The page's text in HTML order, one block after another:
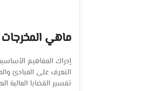
ماهي المخرجات
إدراك المفاهيم
التعرف على المبادئ
تفسير القضايا المالية